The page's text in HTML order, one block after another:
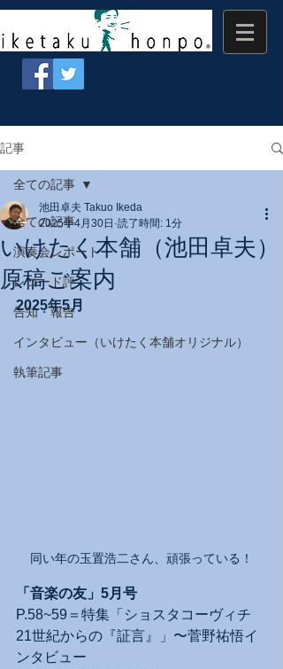
記事
全ての記事
演奏会レポート
レコード評
告知・報告
インタビュー（いけたく本舗オリジナル）
執筆記事
全ての記事
いけたく本舗（池田卓夫）
原稿ご案内
池田卓夫 Takuo Ikeda
2025年4月30日 読了時間: 1分
2025年5月
同い年の玉置浩二さん、頑張っている！
「音楽の友」5月号
P.58~59＝特集「ショスタコーヴィチ
21世紀からの『証言』」〜菅野祐悟イ
ンタビュー